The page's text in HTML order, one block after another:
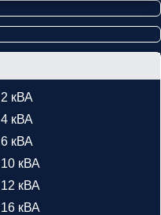
2 кВА
4 кВА
6 кВА
10 кВА
12 кВА
16 кВА